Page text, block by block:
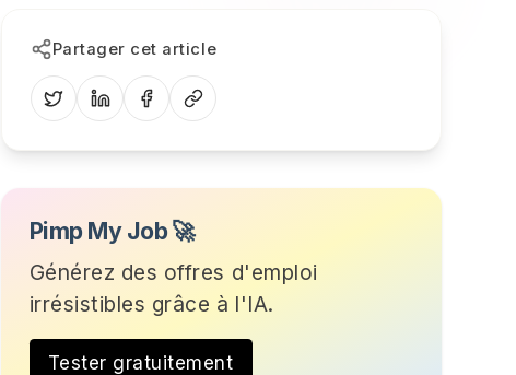
Partager cet article
Pimp My Job 🚀
Générez des offres d'emploi
irrésistibles grâce à l'IA.
Tester gratuitement